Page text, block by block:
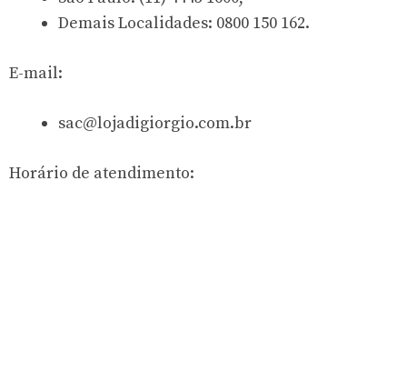
Demais Localidades: 0800 150 162.
E-mail:
sac@lojadigiorgio.com.br
Horário de atendimento: